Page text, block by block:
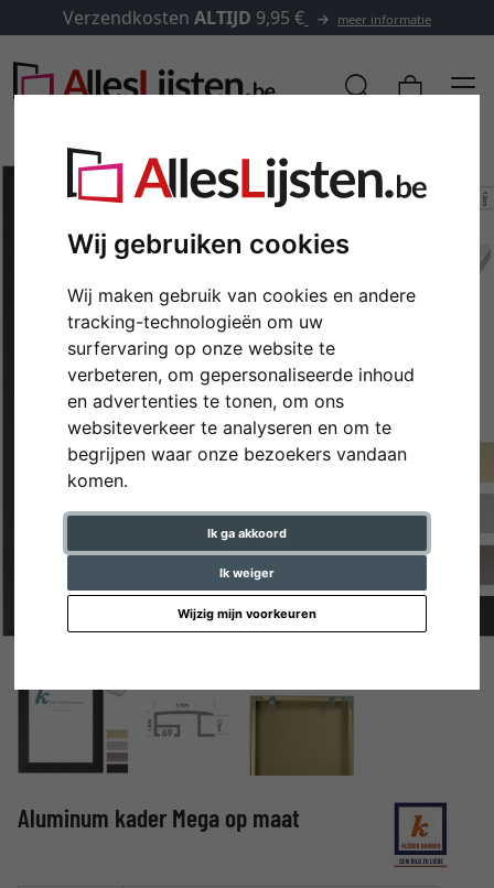
Wij gebruiken cookies
Wij maken gebruik van cookies en andere
tracking-technologieën om uw
surfervaring op onze website te
verbeteren, om gepersonaliseerde inhoud
en advertenties te tonen, om ons
websiteverkeer te analyseren en om te
begrijpen waar onze bezoekers vandaan
komen.
Ik ga akkoord
Ik weiger
Wijzig mijn voorkeuren
Verzendkosten ALTIJD 9,95 € meer informatie
Terug
Aluminum kader Mega op maat